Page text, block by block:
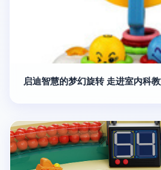
启迪智慧的梦幻旋转 走进室内科